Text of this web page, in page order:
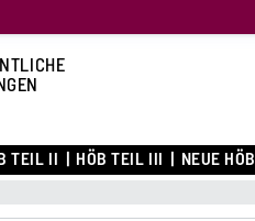
TEIL II HÖB TEIL III NEUE HÖB